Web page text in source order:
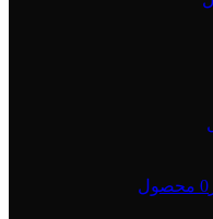
0 محصول